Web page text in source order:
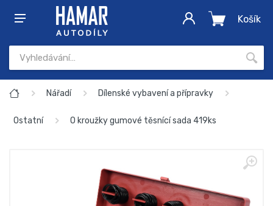
Košík
Nářadí Dílenské vybavení a přípravky
Ostatní O kroužky gumové těsnící sada 419ks